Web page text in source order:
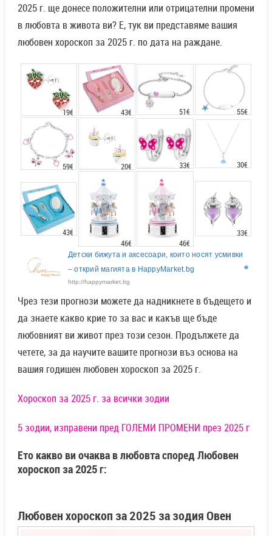
2025 г. ще донесе положителни или отрицателни промени
в любовта в живота ви? Е, тук ви представяме вашия
любовен хороскоп за 2025 г. по дата на раждане.
19€ 43€ 51€ 55€
59€ 20€ 33€ 30€
43€
46€
46€
33€
Детски бижута и аксесоари, които носят усмивки
– открий магията в HappyMarket.bg
http://happymarket.bg
Чрез тези прогнози можете да надникнете в бъдещето и
да знаете какво крие то за вас и какъв ще бъде
любовният ви живот през този сезон. Продължете да
четете, за да научите вашите прогнози въз основа на
вашия годишен любовен хороскоп за 2025 г.
Хороскоп за 2025 г. за всички зодии
5 зодии, изправени пред ГОЛЕМИ ПРОМЕНИ през 2025 г
Ето какво ви очаква в любовта според Любовен
хороскоп за 2025 г:
Любовен хороскоп за 2025 за зодия Овен